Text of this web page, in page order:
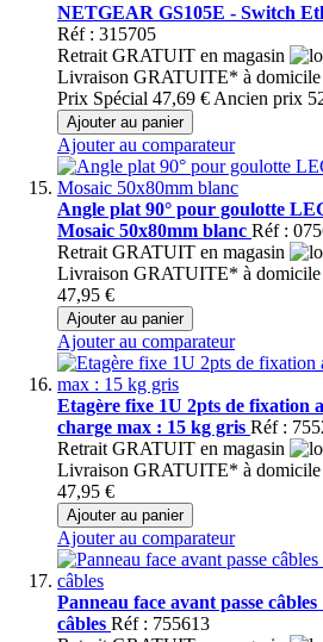
NETGEAR GS105E - Switch
Réf : 315705
Retrait GRATUIT en magasin
Livraison GRATUITE* à domicile
Prix Spécial 47,69 € Ancien prix
Ajouter au panier
Ajouter au comparateur
Angle plat 90° pour goulotte
Mosaic 50x80mm blanc Réf :
Retrait GRATUIT en magasin
Livraison GRATUITE* à domicile
47,95 €
Ajouter au panier
Ajouter au comparateur
Etagère fixe 1U 2pts de fixation
charge max : 15 kg gris Réf :
Retrait GRATUIT en magasin
Livraison GRATUITE* à domicile
47,95 €
Ajouter au panier
Ajouter au comparateur
Panneau face avant passe
câbles Réf : 755613